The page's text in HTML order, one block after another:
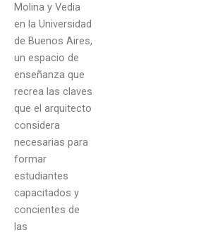
Molina y Vedia
en la Universidad
de Buenos Aires,
un espacio de
enseñanza que
recrea las claves
que el arquitecto
considera
necesarias para
formar
estudiantes
capacitados y
concientes de
las